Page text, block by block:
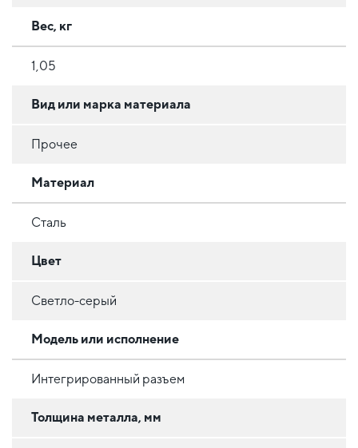
Вес, кг
1,05
Вид или марка материала
Прочее
Материал
Сталь
Цвет
Светло-серый
Модель или исполнение
Интегрированный разъем
Толщина металла, мм